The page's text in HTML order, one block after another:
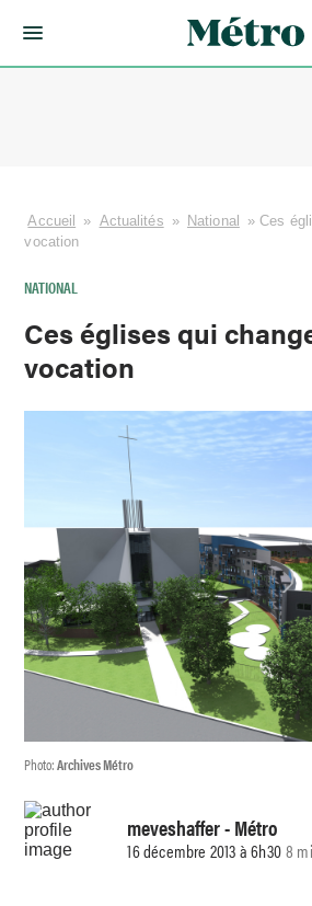
Accueil » Actualités » National »Ces
vocation
NATIONAL
Ces églises qui
vocation
Photo:Archives Métro
meveshaffer- Métro
16 décembre 2013 à 6h308